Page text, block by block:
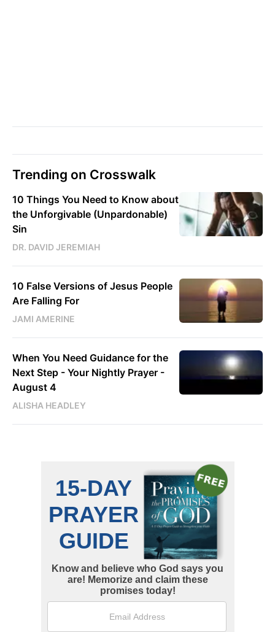
Trending on Crosswalk
10 Things You Need to Know about
the Unforgivable (Unpardonable)
Sin
DR. DAVID JEREMIAH
10 False Versions of Jesus People
Are Falling For
JAMI AMERINE
When You Need Guidance for the
Next Step - Your Nightly Prayer -
August 4
ALISHA HEADLEY